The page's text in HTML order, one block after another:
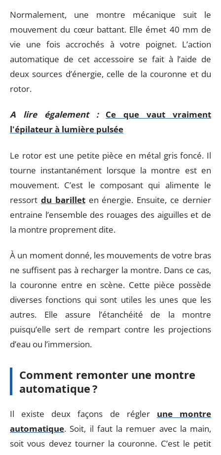
Normalement, une montre mécanique suit le
mouvement du cœur battant. Elle émet 40 mm de
vie une fois accrochés à votre poignet. L’action
automatique de cet accessoire se fait à l’aide de
deux sources d’énergie, celle de la couronne et du
rotor.
A lire également :
Ce que vaut vraiment
l'épilateur à lumière pulsée
Le rotor est une petite pièce en métal gris foncé. Il
tourne instantanément lorsque la montre est en
mouvement. C’est le composant qui alimente le
ressort du barilleten énergie. Ensuite, ce dernier
entraine l’ensemble des rouages des aiguilles et de
la montre proprement dite.
À un moment donné, les mouvements de votre bras
ne suffisent pas à recharger la montre. Dans ce cas,
la couronne entre en scène. Cette pièce possède
diverses fonctions qui sont utiles les unes que les
autres. Elle assure l’étanchéité de la montre
puisqu’elle sert de rempart contre les projections
d’eau ou l’immersion.
Comment remonter une montre
automatique ?
Il existe deux façons de régler une montre
automatique. Soit, il faut la remuer avec la main,
soit vous devez tourner la couronne. C’est le petit